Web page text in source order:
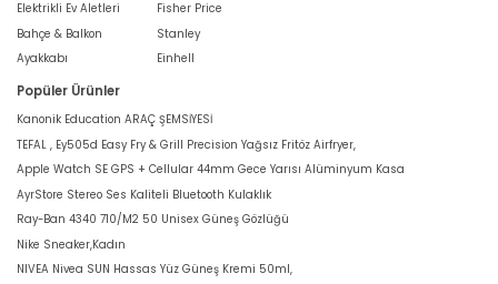
Elektrikli Ev Aletleri
Bahçe & Balkon
Ayakkabı
Fisher Price
Stanley
Einhell
Popüler Ürünler
Kanonik Education ARAÇ ŞEMSİYESİ
TEFAL , Ey505d Easy Fry & Grill Precision Yağsız Fritöz Airfryer,
Apple Watch SE GPS + Cellular 44mm Gece Yarısı Alüminyum Kasa
AyrStore Stereo Ses Kaliteli Bluetooth Kulaklık
Ray-Ban 4340 710/M2 50 Unisex Güneş Gözlüğü
Nike Sneaker,Kadın
NIVEA Nivea SUN Hassas Yüz Güneş Kremi 50ml,